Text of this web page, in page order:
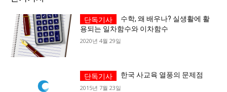
수학, 왜 배우나? 실생활에 활
용되는 일차함수와 이차함수
2020년 4월 29일
한국 사교육 열풍의 문제점
2015년 7월 23일